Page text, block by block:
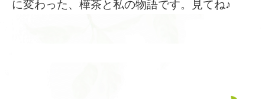
に変わった、樺茶と私の物語です。見てね♪